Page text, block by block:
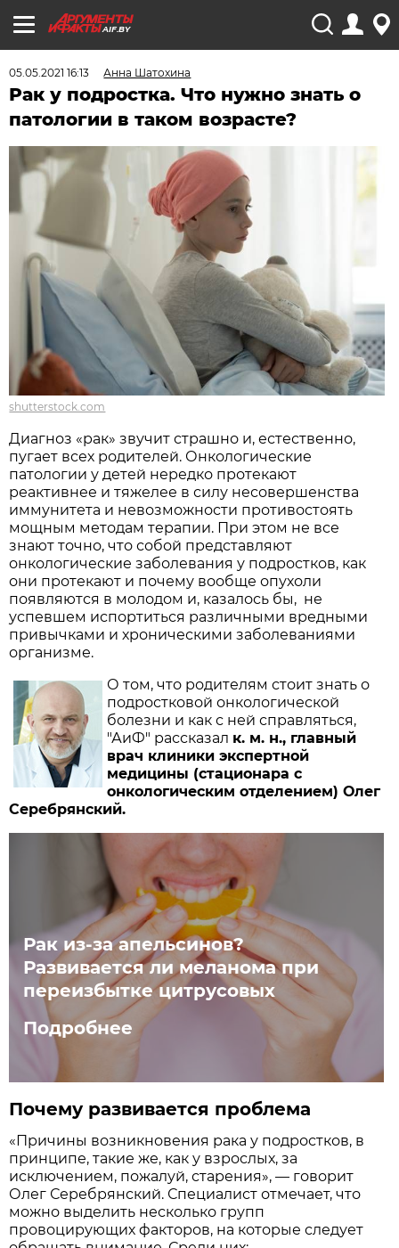
AIF.BY
05.05.2021 16:13 Анна Шатохина
Рак у подростка. Что нужно знать о
патологии в таком возрасте?
shutterstock.com
Диагноз «рак» звучит страшно и, естественно,
пугает всех родителей. Онкологические
патологии у детей нередко протекают
реактивнее и тяжелее в силу несовершенства
иммунитета и невозможности противостоять
мощным методам терапии. При этом не все
знают точно, что собой представляют
онкологические заболевания у подростков, как
они протекают и почему вообще опухоли
появляются в молодом и, казалось бы, не
успевшем испортиться различными вредными
привычками и хроническими заболеваниями
организме.
О том, что родителям стоит знать о
подростковой онкологической
болезни и как с ней справляться,
"АиФ" рассказал к. м. н., главный
врач клиники экспертной
медицины (стационара с
онкологическим отделением) Олег
Серебрянский.
Рак из-за апельсинов?
Развивается ли меланома при
переизбытке цитрусовых
Подробнее
Почему развивается проблема
«Причины возникновения рака у подростков, в
принципе, такие же, как у взрослых, за
исключением, пожалуй, старения», — говорит
Олег Серебрянский. Специалист отмечает, что
можно выделить несколько групп
провоцирующих факторов, на которые следует